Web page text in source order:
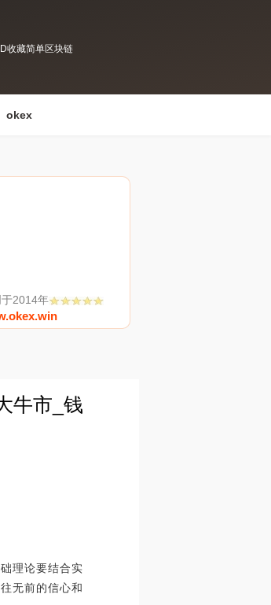
收藏简单区块链
okex
2014年
牛市_钱
理论要结合实
无前的信心和